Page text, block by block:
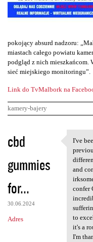
pokojący absurd nadzoru:
miastach całego powiatu
podgląd z nich mieszkańcom.
sieć miejskiego monitoringu”.
Link do TvMalbork na
kamery-bajery
K
o
m
e
n
t
a
cbd
gummies
for...
30.06.2024
Adres
I've
I've
and
confer
to
it's a
I'm